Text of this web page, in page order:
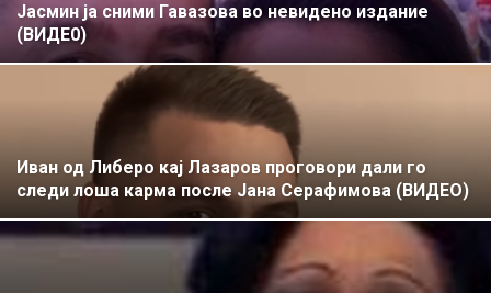
Јасмин ја сними Гавазова во невидено издание
(ВИДЕ0)
Иван од Либеро кај Лазаров проговори дали го
следи лоша карма после Јана Серафимова (ВИДЕО)